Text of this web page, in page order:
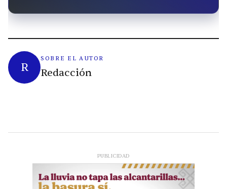
R
SOBRE EL AUTOR
Redacción
PUBLICIDAD